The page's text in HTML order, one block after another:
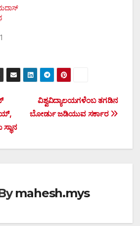
ವಿಶ್ವವಿದ್ಯಾಲಯಗಳೆಂಬ ತಗಡಿನ
ಬೋರ್ಡು ಜಡಿಯುವ ಸರ್ಕಾರ
mahesh.mys